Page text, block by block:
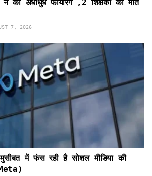
ने की अंधाधुंध फायरिंग ,2 शिक्षकों की मौत
7, 2026
मुसीबत में फंस रही है सोशल मीडिया की